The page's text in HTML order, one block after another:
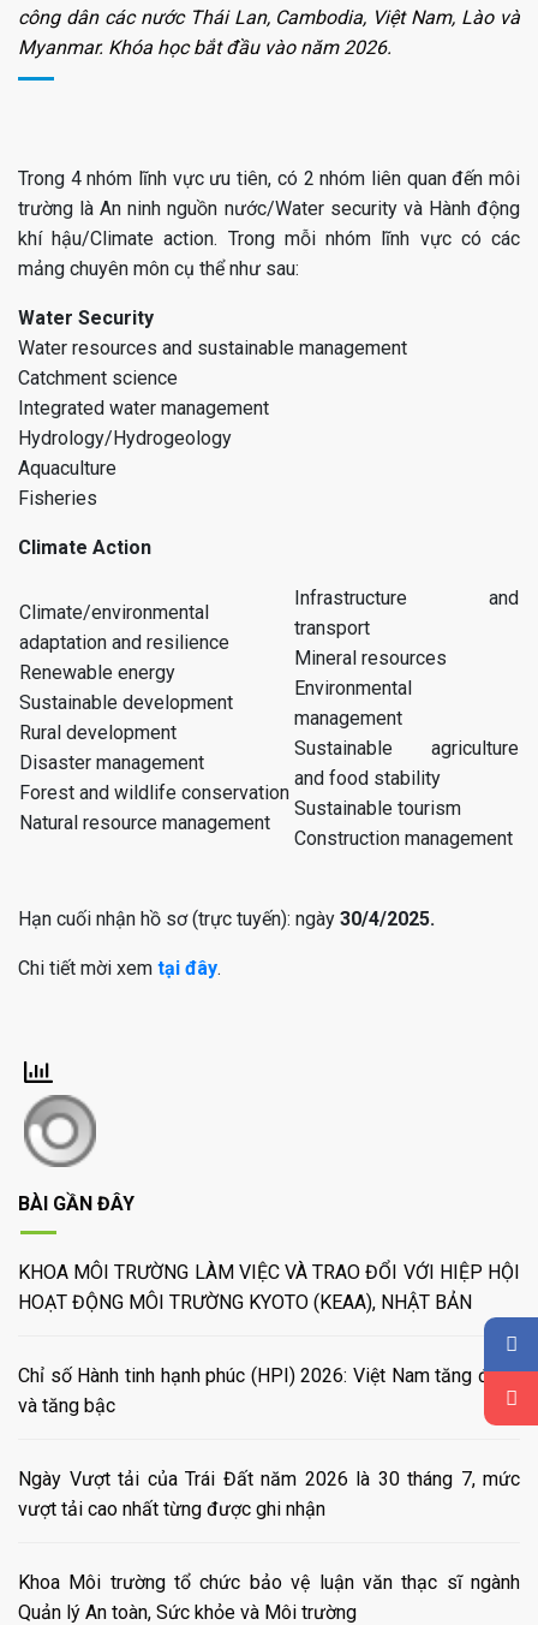
công dân các nước Thái Lan, Cambodia, Việt Nam, Lào và
Myanmar. Khóa học bắt đầu vào năm 2026.
Trong 4 nhóm lĩnh vực ưu tiên, có 2 nhóm liên quan đến môi
trường là An ninh nguồn nước/Water security và Hành động
khí hậu/Climate action. Trong mỗi nhóm lĩnh vực có các
mảng chuyên môn cụ thể như sau:
Water Security
Water resources and sustainable management
Catchment science
Integrated water management
Hydrology/Hydrogeology
Aquaculture
Fisheries
Climate Action
Climate/environmental
adaptation and resilience
Renewable energy
Sustainable development
Rural development
Disaster management
Forest and wildlife conservation
Natural resource management
Infrastructure and
transport
Mineral resources
Environmental
management
Sustainable agriculture
and food stability
Sustainable tourism
Construction management
Hạn cuối nhận hồ sơ (trực tuyến): ngày 30/4/2025.
Chi tiết mời xem tại đây.
BÀI GẦN ĐÂY
KHOA MÔI TRƯỜNG LÀM VIỆC VÀ TRAO ĐỔI VỚI HIỆP HỘI
HOẠT ĐỘNG MÔI TRƯỜNG KYOTO (KEAA), NHẬT BẢN
Chỉ số Hành tinh hạnh phúc (HPI) 2026: Việt Nam tăng điểm
và tăng bậc
Ngày Vượt tải của Trái Đất năm 2026 là 30 tháng 7, mức
vượt tải cao nhất từng được ghi nhận
Khoa Môi trường tổ chức bảo vệ luận văn thạc sĩ ngành
Quản lý An toàn, Sức khỏe và Môi trường